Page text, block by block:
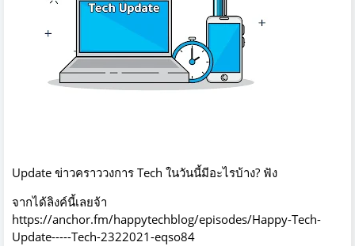
Update ข่าวคราววงการ Tech ในวันนี้มีอะไรบ้าง? ฟัง
จากได้ลิงค์นี้เลยจ้า
https://anchor.fm/happytechblog/episodes/Happy-Tech-
Update-----Tech-2322021-eqso84